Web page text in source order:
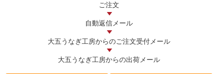
ご注文
自動返信メール
大五うなぎ工房からのご注文受付メール
大五うなぎ工房からの出荷メール